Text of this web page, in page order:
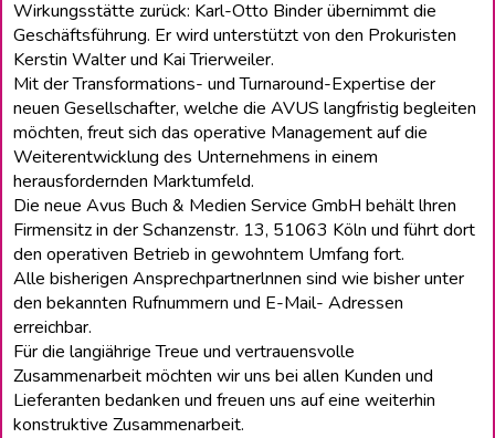
Wirkungsstätte zurück: Karl-Otto Binder übernimmt die
Geschäftsführung. Er wird unterstützt von den Prokuristen
Kerstin Walter und Kai Trierweiler.
Mit der Transformations- und Turnaround-Expertise der
neuen Gesellschafter, welche die AVUS langfristig begleiten
möchten, freut sich das operative Management auf die
Weiterentwicklung des Unternehmens in einem
herausfordernden Marktumfeld.
Die neue Avus Buch & Medien Service GmbH behält lhren
Firmensitz in der Schanzenstr. 13, 51063 Köln und führt dort
den operativen Betrieb in gewohntem Umfang fort.
Alle bisherigen Ansprechpartnerlnnen sind wie bisher unter
den bekannten Rufnummern und E-Mail- Adressen
erreichbar.
Für die langiährige Treue und vertrauensvolle
Zusammenarbeit möchten wir uns bei allen Kunden und
Lieferanten bedanken und freuen uns auf eine weiterhin
konstruktive Zusammenarbeit.